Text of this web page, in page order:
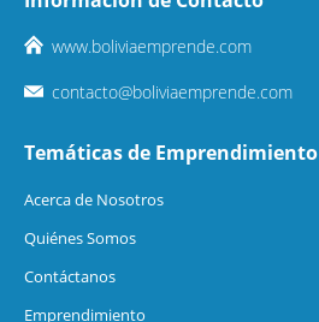
www.boliviaemprende.com
contacto@boliviaemprende.com
Temáticas de Emprendimiento
Acerca de Nosotros
Quiénes Somos
Contáctanos
Emprendimiento